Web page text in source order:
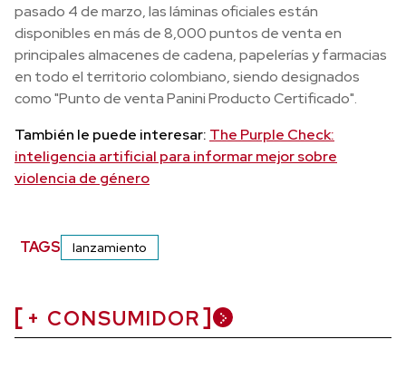
pasado 4 de marzo, las láminas oficiales están
disponibles en más de 8,000 puntos de venta en
principales almacenes de cadena, papelerías y farmacias
en todo el territorio colombiano, siendo designados
como "Punto de venta Panini Producto Certificado".
También le puede interesar: The Purple Check:
inteligencia artificial para informar mejor sobre
violencia de género
TAGS lanzamiento
+ CONSUMIDOR